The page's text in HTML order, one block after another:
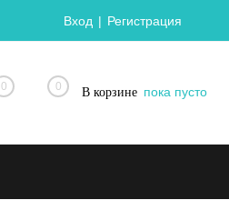
Вход Регистрация
0 0 В корзине пока пусто